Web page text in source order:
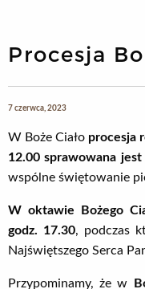
Procesja
7 czerwca, 2023
W Boże Ciało procesja
12.00 sprawowana jest
wspólne świętowanie
W oktawie Bożego
godz. 17.30, podczas
Najświętszego Serca
Przypominamy, że w